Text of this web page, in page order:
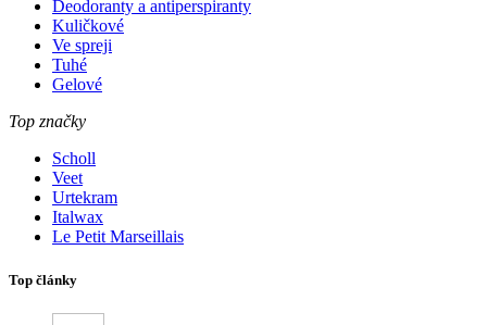
Deodoranty a antiperspiranty
Kuličkové
Ve spreji
Tuhé
Gelové
Top značky
Scholl
Veet
Urtekram
Italwax
Le Petit Marseillais
Top články